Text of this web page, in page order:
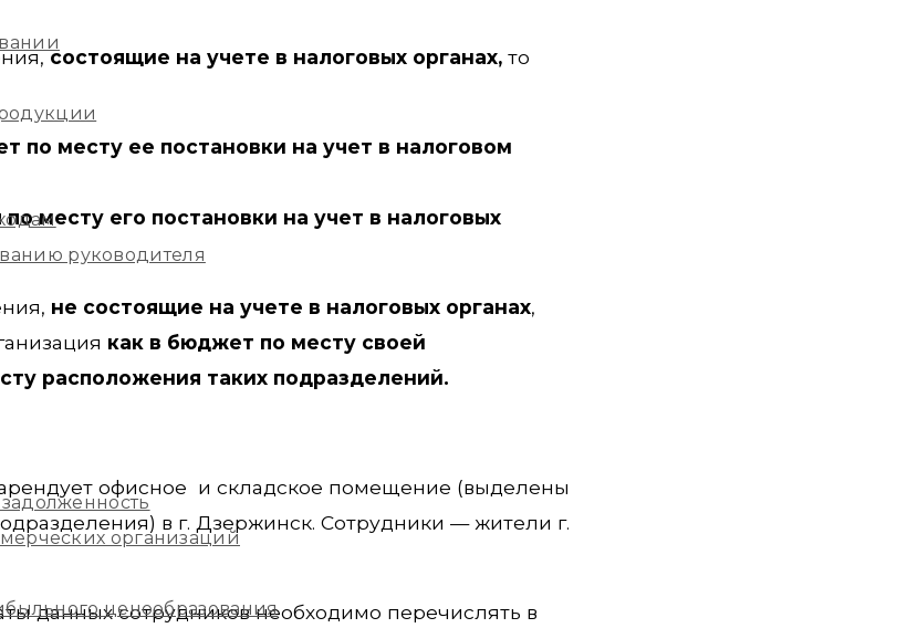
руководителя
организаций
ценообразования
состоящие на учете в налоговых органах, то
по месту ее постановки на учет в налоговом
месту его постановки на учет в налоговых
не состоящие на учете в налоговых органах,
как в бюджет по месту своей
расположения таких подразделений.
офисное и складское помещение (выделены
в г. Дзержинск. Сотрудники — жители г.
данных сотрудников необходимо перечислять в